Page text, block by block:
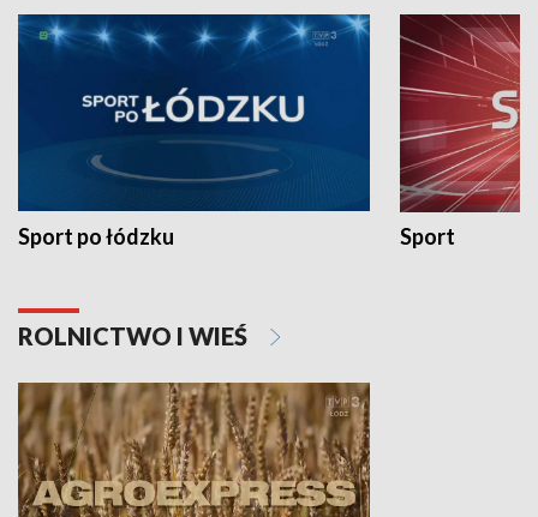
Sport po łódzku Sport
ROLNICTWO I WIEŚ